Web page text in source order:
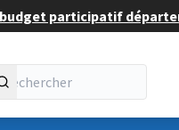
participatif